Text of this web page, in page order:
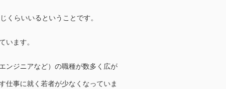
くらいいるということです。
います。
ンジニアなど）の職種が数多く広が
仕事に就く若者が少なくなっていま